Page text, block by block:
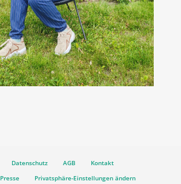
Datenschutz AGB
Kontakt
Presse Privatsphäre-Einstellungen ändern